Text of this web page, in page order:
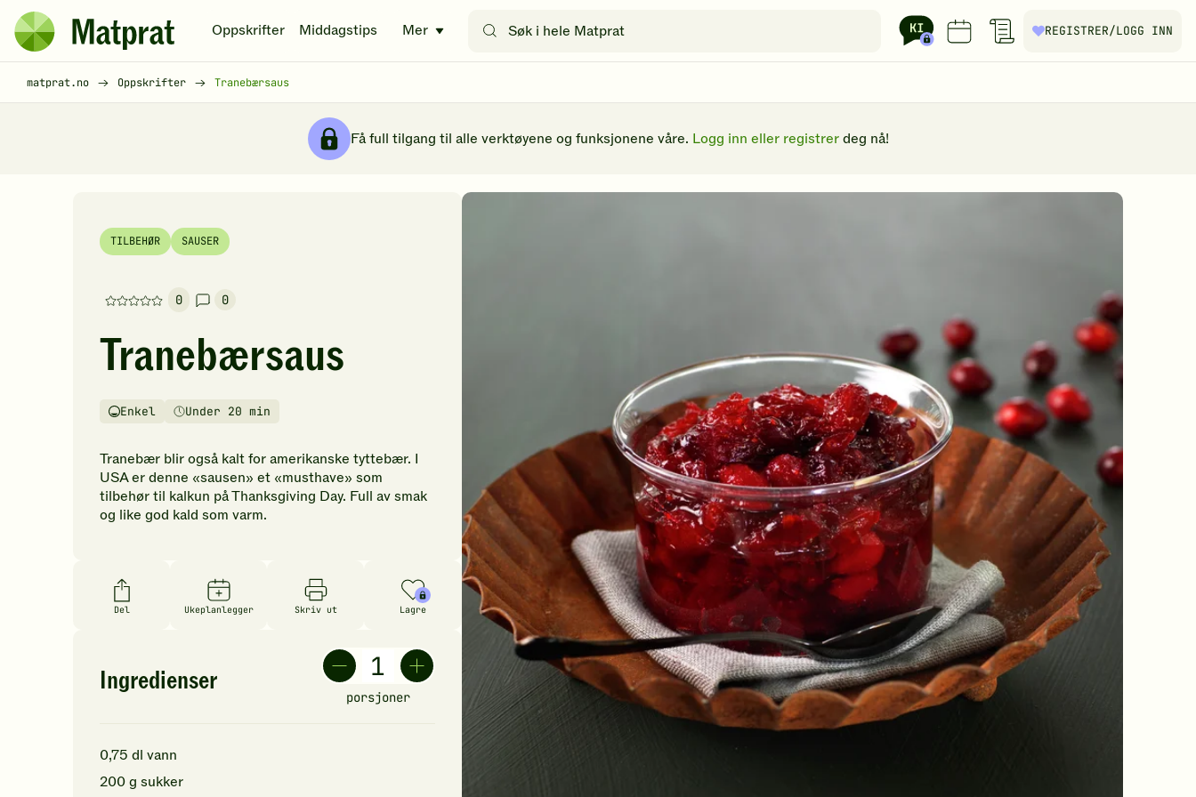
Hopp til hovedinnhold
Matprat
hjemmeside
Oppskrifter Middagstips Mer
etter
REGISTRER/LOGG INN
matprat.no Oppskrifter Tranebærsaus
Få full tilgang til alle verktøyene og funksjonene våre. Logg inn eller registrer deg nå!
TILBEHØR SAUSER
0
Denne
har
foreløpig
vurderinger.
første
til
å
vurdere
0
Tranebærsaus
Vanskelighetsgrad
Enkel
TilberedningstidUnder 20 min
Tranebær blir også kalt for amerikanske tyttebær. I
USA er denne «sausen» et «musthave» som
tilbehør til kalkun på Thanksgiving Day. Full av smak
og like god kald som varm.
Del Ukeplanlegger Skriv ut Lagre
Ingredienser
porsjoner
0,75 dl vann
200g sukker